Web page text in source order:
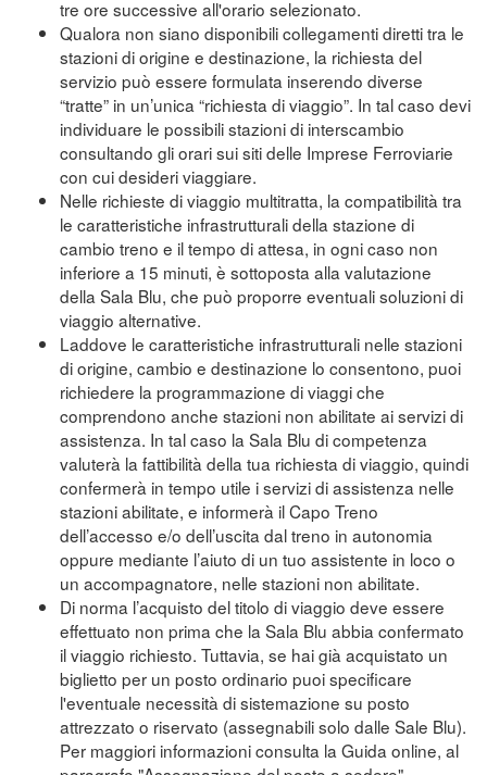
tre ore successive all'orario selezionato.
Qualora non siano disponibili collegamenti diretti tra le
stazioni di origine e destinazione, la richiesta del
servizio può essere formulata inserendo diverse
“tratte” in un’unica “richiesta di viaggio”. In tal caso devi
individuare le possibili stazioni di interscambio
consultando gli orari sui siti delle Imprese Ferroviarie
con cui desideri viaggiare.
Nelle richieste di viaggio multitratta, la compatibilità tra
le caratteristiche infrastrutturali della stazione di
cambio treno e il tempo di attesa, in ogni caso non
inferiore a 15 minuti, è sottoposta alla valutazione
della Sala Blu, che può proporre eventuali soluzioni di
viaggio alternative.
Laddove le caratteristiche infrastrutturali nelle stazioni
di origine, cambio e destinazione lo consentono, puoi
richiedere la programmazione di viaggi che
comprendono anche stazioni non abilitate ai servizi di
assistenza. In tal caso la Sala Blu di competenza
valuterà la fattibilità della tua richiesta di viaggio, quindi
confermerà in tempo utile i servizi di assistenza nelle
stazioni abilitate, e informerà il Capo Treno
dell’accesso e/o dell’uscita dal treno in autonomia
oppure mediante l’aiuto di un tuo assistente in loco o
un accompagnatore, nelle stazioni non abilitate.
Di norma l’acquisto del titolo di viaggio deve essere
effettuato non prima che la Sala Blu abbia confermato
il viaggio richiesto. Tuttavia, se hai già acquistato un
biglietto per un posto ordinario puoi specificare
l'eventuale necessità di sistemazione su posto
attrezzato o riservato (assegnabili solo dalle Sale Blu).
Per maggiori informazioni consulta la Guida online, al